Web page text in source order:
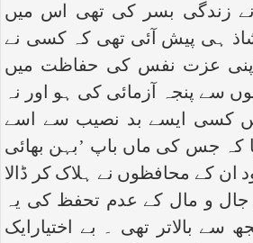
زندگی بسر کی تھی اس میں
ہی پیش آئی تھی کہ کسی نے
عزت نفس کی حفاظت میں
سے پنجہ آزمائی کی ہو اور نہ
کسی ایسے بد نصیب سے اسے
کہ جس کی ماں باپ ’بہن بھائی
ان کے محافظوں نے ہلاک کر ڈالا
جال و مال کے عدم تحفظ کی یہ
بالاتر تھی ۔ بے اختیارایک